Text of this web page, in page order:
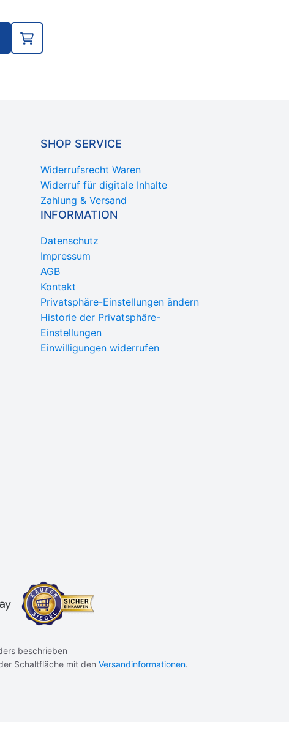
SHOP SERVICE
Widerrufsrecht Waren
Widerruf für digitale Inhalte
Zahlung & Versand
INFORMATION
Datenschutz
Impressum
AGB
Kontakt
Privatsphäre-Einstellungen ändern
Historie der Privatsphäre-
Einstellungen
Einwilligungen widerrufen
beschrieben
Schaltfläche mit den Versandinformationen.